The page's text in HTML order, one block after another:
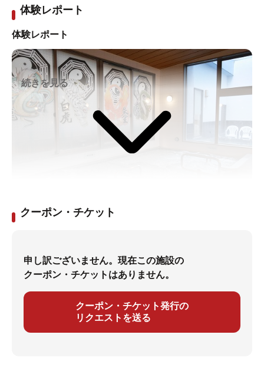
体験レポート
体験レポート
1万冊を超えるコミックに無数のフィギア！マニアックす
屋敷 梅の湯」。日本全国からファンが訪れる、漫画や
フィギアのコレクションが充実したマニアックな銭湯で
す。これは気になる！ど早速出かけてみたところ、マニ
アックなのはコレクションだけじゃありませんでした！
お風呂や湯上りグルメにまでこだわった、梅の湯の魅力
続きを見る
クーポン・チケット
申し訳ございません。現在この施設の
クーポン・チケットはありません。
クーポン・チケット発行の
リクエストを送る